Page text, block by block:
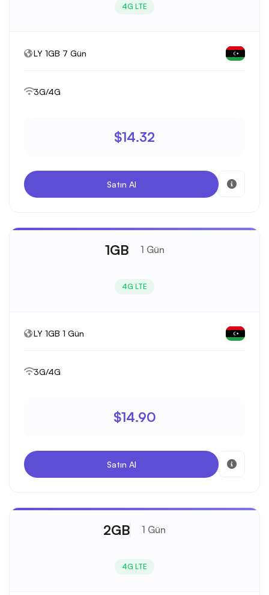
4G LTE
LY 1GB 7 Gün
3G/4G
$14.32
Satın Al
1GB 1 Gün
4G LTE
LY 1GB 1 Gün
3G/4G
$14.90
Satın Al
2GB 1 Gün
4G LTE